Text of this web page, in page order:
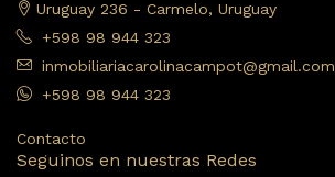
Uruguay 236 - Carmelo, Uruguay
+598 98 944 323
inmobiliariacarolinacampot@gmail.com
+598 98 944 323
Contacto
Seguinos en nuestras Redes